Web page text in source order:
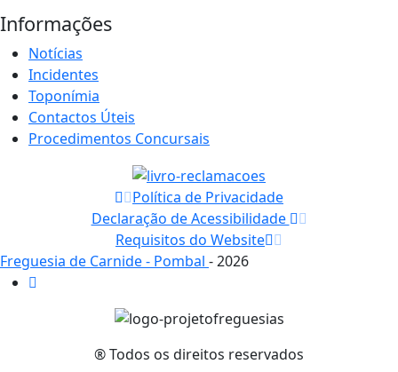
Informações
Notícias
Incidentes
Toponímia
Contactos Úteis
Procedimentos Concursais
Política de Privacidade
Declaração de Acessibilidade
Requisitos do Website
Freguesia de Carnide - Pombal - 2026
® Todos os direitos reservados